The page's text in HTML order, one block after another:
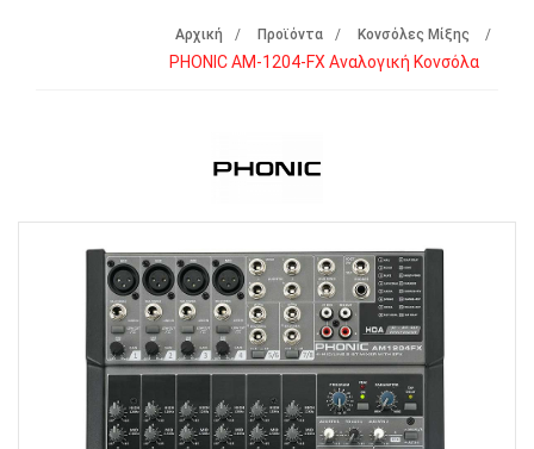
Αρχική Προϊόντα Κονσόλες Μίξης
PHONIC AM-1204-FX Αναλογική Κονσόλα